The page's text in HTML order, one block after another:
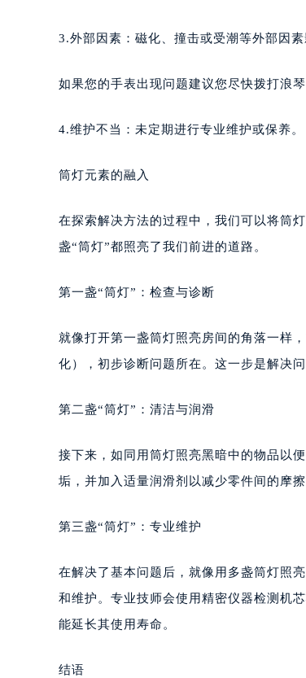
3.外部因素：磁化、撞击或受潮等外部因素
如果您的手表出现问题建议您尽快拨打浪
4.维护不当：未定期进行专业维护或保养。
筒灯元素的融入
在探索解决方法的过程中，我们可以将筒
盏“筒灯”都照亮了我们前进的道路。
第一盏“筒灯”：检查与诊断
就像打开第一盏筒灯照亮房间的角落一样
化），初步诊断问题所在。这一步是解决
第二盏“筒灯”：清洁与润滑
接下来，如同用筒灯照亮黑暗中的物品以
垢，并加入适量润滑剂以减少零件间的摩
第三盏“筒灯”：专业维护
在解决了基本问题后，就像用多盏筒灯照
和维护。专业技师会使用精密仪器检测机
能延长其使用寿命。
结语